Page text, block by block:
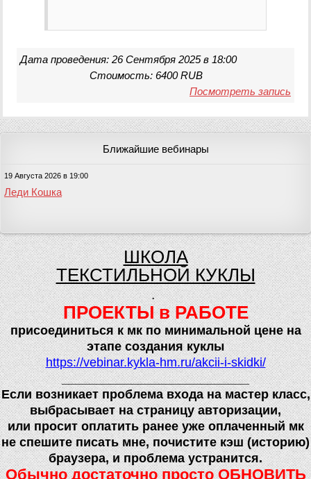
Дата проведения: 26 Сентября 2025 в 18:00
Стоимость: 6400 RUB
Посмотреть запись
Ближайшие вебинары
19 Августа 2026 в 19:00
Леди Кошка
ШКОЛА
ТЕКСТИЛЬНОЙ КУКЛЫ
.
ПРОЕКТЫ в РАБОТЕ
присоединиться к мк по минимальной цене на
этапе создания куклы
https://vebinar.kykla-hm.ru/akcii-i-skidki/
___________________________
Если возникает проблема входа на мастер класс,
выбрасывает на страницу авторизации,
или просит оплатить ранее уже оплаченный мк
не спешите писать мне, почистите кэш (историю)
браузера, и проблема устранится.
Обычно достаточно просто ОБНОВИТЬ